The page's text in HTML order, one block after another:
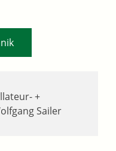
+
Sailer